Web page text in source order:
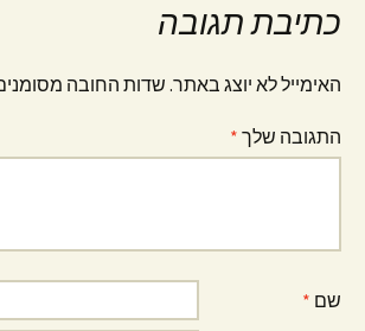
כתיבת תגובה
האימייל לא יוצג באתר. שדות החובה
התגובה שלך *
שם *